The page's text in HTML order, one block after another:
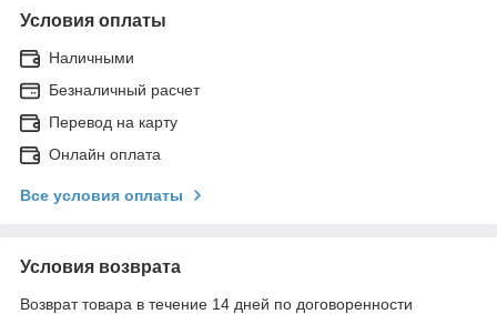
Условия оплаты
Наличными
Безналичный расчет
Перевод на карту
Онлайн оплата
Все условия оплаты
Условия возврата
Возврат товара в течение 14 дней по договоренности